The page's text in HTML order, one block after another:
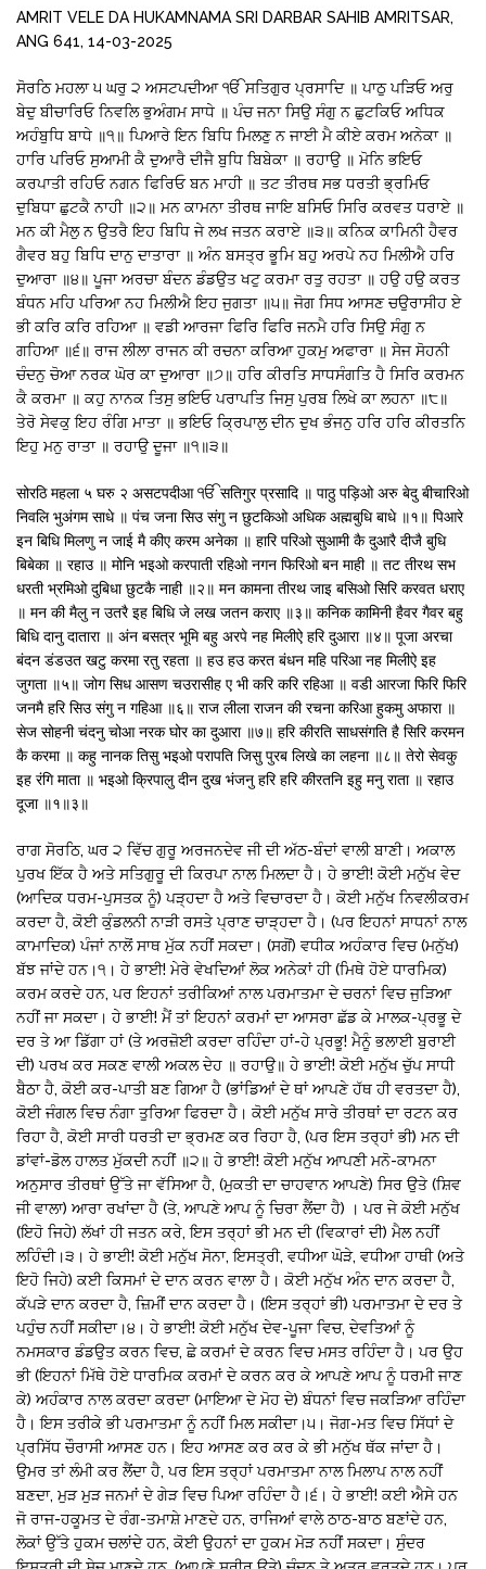
AMRIT VELE DA HUKAMNAMA SRI DARBAR SAHIB AMRITSAR,
ANG 641, 14-03-2025
ਸੋਰਠਿ ਮਹਲਾ ੫ ਘਰੁ ੨ ਅਸਟਪਦੀਆ ੴ ਸਤਿਗੁਰ ਪ੍ਰਸਾਦਿ ॥ ਪਾਠੁ ਪੜਿਓ ਅਰੁ
ਬੇਦੁ ਬੀਚਾਰਿਓ ਨਿਵਲਿ ਭੁਅੰਗਮ ਸਾਧੇ ॥ ਪੰਚ ਜਨਾ ਸਿਉ ਸੰਗੁ ਨ ਛੁਟਕਿਓ ਅਧਿਕ
ਅਹੰਬੁਧਿ ਬਾਧੇ ॥੧॥ ਪਿਆਰੇ ਇਨ ਬਿਧਿ ਮਿਲਣੁ ਨ ਜਾਈ ਮੈ ਕੀਏ ਕਰਮ ਅਨੇਕਾ ॥
ਹਾਰਿ ਪਰਿਓ ਸੁਆਮੀ ਕੈ ਦੁਆਰੈ ਦੀਜੈ ਬੁਧਿ ਬਿਬੇਕਾ ॥ ਰਹਾਉ ॥ ਮੋਨਿ ਭਇਓ
ਕਰਪਾਤੀ ਰਹਿਓ ਨਗਨ ਫਿਰਿਓ ਬਨ ਮਾਹੀ ॥ ਤਟ ਤੀਰਥ ਸਭ ਧਰਤੀ ਭ੍ਰਮਿਓ
ਦੁਬਿਧਾ ਛੁਟਕੈ ਨਾਹੀ ॥੨॥ ਮਨ ਕਾਮਨਾ ਤੀਰਥ ਜਾਇ ਬਸਿਓ ਸਿਰਿ ਕਰਵਤ ਧਰਾਏ ॥
ਮਨ ਕੀ ਮੈਲੁ ਨ ਉਤਰੈ ਇਹ ਬਿਧਿ ਜੇ ਲਖ ਜਤਨ ਕਰਾਏ ॥੩॥ ਕਨਿਕ ਕਾਮਿਨੀ ਹੈਵਰ
ਗੈਵਰ ਬਹੁ ਬਿਧਿ ਦਾਨੁ ਦਾਤਾਰਾ ॥ ਅੰਨ ਬਸਤ੍ਰ ਭੂਮਿ ਬਹੁ ਅਰਪੇ ਨਹ ਮਿਲੀਐ ਹਰਿ
ਦੁਆਰਾ ॥੪॥ ਪੂਜਾ ਅਰਚਾ ਬੰਦਨ ਡੰਡਉਤ ਖਟੁ ਕਰਮਾ ਰਤੁ ਰਹਤਾ ॥ ਹਉ ਹਉ ਕਰਤ
ਬੰਧਨ ਮਹਿ ਪਰਿਆ ਨਹ ਮਿਲੀਐ ਇਹ ਜੁਗਤਾ ॥੫॥ ਜੋਗ ਸਿਧ ਆਸਣ ਚਉਰਾਸੀਹ ਏ
ਭੀ ਕਰਿ ਕਰਿ ਰਹਿਆ ॥ ਵਡੀ ਆਰਜਾ ਫਿਰਿ ਫਿਰਿ ਜਨਮੈ ਹਰਿ ਸਿਉ ਸੰਗੁ ਨ
ਗਹਿਆ ॥੬॥ ਰਾਜ ਲੀਲਾ ਰਾਜਨ ਕੀ ਰਚਨਾ ਕਰਿਆ ਹੁਕਮੁ ਅਫਾਰਾ ॥ ਸੇਜ ਸੋਹਨੀ
ਚੰਦਨੁ ਚੋਆ ਨਰਕ ਘੋਰ ਕਾ ਦੁਆਰਾ ॥੭॥ ਹਰਿ ਕੀਰਤਿ ਸਾਧਸੰਗਤਿ ਹੈ ਸਿਰਿ ਕਰਮਨ
ਕੈ ਕਰਮਾ ॥ ਕਹੁ ਨਾਨਕ ਤਿਸੁ ਭਇਓ ਪਰਾਪਤਿ ਜਿਸੁ ਪੁਰਬ ਲਿਖੇ ਕਾ ਲਹਨਾ ॥੮॥
ਤੇਰੋ ਸੇਵਕੁ ਇਹ ਰੰਗਿ ਮਾਤਾ ॥ ਭਇਓ ਕ੍ਰਿਪਾਲੁ ਦੀਨ ਦੁਖ ਭੰਜਨੁ ਹਰਿ ਹਰਿ ਕੀਰਤਨਿ
ਇਹੁ ਮਨੁ ਰਾਤਾ ॥ ਰਹਾਉ ਦੂਜਾ ॥੧॥੩॥
सोरठि महला ५ घरु २ असटपदीआ ੴ सतिगुर प्रसादि ॥ पाठु पड़िओ अरु बेदु बीचारिओ
निवलि भुअंगम साधे ॥ पंच जना सिउ संगु न छुटकिओ अधिक अह्मबुधि बाधे ॥१॥ पिआरे
इन बिधि मिलणु न जाई मै कीए करम अनेका ॥ हारि परिओ सुआमी कै दुआरै दीजै बुधि
बिबेका ॥ रहाउ ॥ मोनि भइओ करपाती रहिओ नगन फिरिओ बन माही ॥ तट तीरथ सभ
धरती भ्रमिओ दुबिधा छुटकै नाही ॥२॥ मन कामना तीरथ जाइ बसिओ सिरि करवत धराए
॥ मन की मैलु न उतरै इह बिधि जे लख जतन कराए ॥३॥ कनिक कामिनी हैवर गैवर बहु
बिधि दानु दातारा ॥ अंन बसत्र भूमि बहु अरपे नह मिलीऐ हरि दुआरा ॥४॥ पूजा अरचा
बंदन डंडउत खटु करमा रतु रहता ॥ हउ हउ करत बंधन महि परिआ नह मिलीऐ इह
जुगता ॥५॥ जोग सिध आसण चउरासीह ए भी करि करि रहिआ ॥ वडी आरजा फिरि फिरि
जनमै हरि सिउ संगु न गहिआ ॥६॥ राज लीला राजन की रचना करिआ हुकमु अफारा ॥
सेज सोहनी चंदनु चोआ नरक घोर का दुआरा ॥७॥ हरि कीरति साधसंगति है सिरि करमन
कै करमा ॥ कहु नानक तिसु भइओ परापति जिसु पुरब लिखे का लहना ॥८॥ तेरो सेवकु
इह रंगि माता ॥ भइओ क्रिपालु दीन दुख भंजनु हरि हरि कीरतनि इहु मनु राता ॥ रहाउ
दूजा ॥१॥३॥
ਰਾਗ ਸੋਰਠਿ, ਘਰ ੨ ਵਿੱਚ ਗੁਰੂ ਅਰਜਨਦੇਵ ਜੀ ਦੀ ਅੱਠ-ਬੰਦਾਂ ਵਾਲੀ ਬਾਣੀ। ਅਕਾਲ
ਪੁਰਖ ਇੱਕ ਹੈ ਅਤੇ ਸਤਿਗੁਰੂ ਦੀ ਕਿਰਪਾ ਨਾਲ ਮਿਲਦਾ ਹੈ। ਹੇ ਭਾਈ! ਕੋਈ ਮਨੁੱਖ ਵੇਦ
(ਆਦਿਕ ਧਰਮ-ਪੁਸਤਕ ਨੂੰ) ਪੜ੍ਹਦਾ ਹੈ ਅਤੇ ਵਿਚਾਰਦਾ ਹੈ। ਕੋਈ ਮਨੁੱਖ ਨਿਵਲੀਕਰਮ
ਕਰਦਾ ਹੈ, ਕੋਈ ਕੁੰਡਲਨੀ ਨਾੜੀ ਰਸਤੇ ਪ੍ਰਾਣ ਚਾੜ੍ਹਦਾ ਹੈ। (ਪਰ ਇਹਨਾਂ ਸਾਧਨਾਂ ਨਾਲ
ਕਾਮਾਦਿਕ) ਪੰਜਾਂ ਨਾਲੋਂ ਸਾਥ ਮੁੱਕ ਨਹੀਂ ਸਕਦਾ। (ਸਗੋਂ) ਵਧੀਕ ਅਹੰਕਾਰ ਵਿਚ (ਮਨੁੱਖ)
ਬੱਝ ਜਾਂਦੇ ਹਨ।੧। ਹੇ ਭਾਈ! ਮੇਰੇ ਵੇਖਦਿਆਂ ਲੋਕ ਅਨੇਕਾਂ ਹੀ (ਮਿਥੇ ਹੋਏ ਧਾਰਮਿਕ)
ਕਰਮ ਕਰਦੇ ਹਨ, ਪਰ ਇਹਨਾਂ ਤਰੀਕਿਆਂ ਨਾਲ ਪਰਮਾਤਮਾ ਦੇ ਚਰਨਾਂ ਵਿਚ ਜੁੜਿਆ
ਨਹੀਂ ਜਾ ਸਕਦਾ। ਹੇ ਭਾਈ! ਮੈਂ ਤਾਂ ਇਹਨਾਂ ਕਰਮਾਂ ਦਾ ਆਸਰਾ ਛੱਡ ਕੇ ਮਾਲਕ-ਪ੍ਰਭੂ ਦੇ
ਦਰ ਤੇ ਆ ਡਿੱਗਾ ਹਾਂ (ਤੇ ਅਰਜ਼ੋਈ ਕਰਦਾ ਰਹਿੰਦਾ ਹਾਂ-ਹੇ ਪ੍ਰਭੂ! ਮੈਨੂੰ ਭਲਾਈ ਬੁਰਾਈ
ਦੀ) ਪਰਖ ਕਰ ਸਕਣ ਵਾਲੀ ਅਕਲ ਦੇਹ ॥ ਰਹਾਉ॥ ਹੇ ਭਾਈ! ਕੋਈ ਮਨੁੱਖ ਚੁੱਪ ਸਾਧੀ
ਬੈਠਾ ਹੈ, ਕੋਈ ਕਰ-ਪਾਤੀ ਬਣ ਗਿਆ ਹੈ (ਭਾਂਡਿਆਂ ਦੇ ਥਾਂ ਆਪਣੇ ਹੱਥ ਹੀ ਵਰਤਦਾ ਹੈ),
ਕੋਈ ਜੰਗਲ ਵਿਚ ਨੰਗਾ ਤੁਰਿਆ ਫਿਰਦਾ ਹੈ। ਕੋਈ ਮਨੁੱਖ ਸਾਰੇ ਤੀਰਥਾਂ ਦਾ ਰਟਨ ਕਰ
ਰਿਹਾ ਹੈ, ਕੋਈ ਸਾਰੀ ਧਰਤੀ ਦਾ ਭ੍ਰਮਣ ਕਰ ਰਿਹਾ ਹੈ, (ਪਰ ਇਸ ਤਰ੍ਹਾਂ ਭੀ) ਮਨ ਦੀ
ਡਾਂਵਾਂ-ਡੋਲ ਹਾਲਤ ਮੁੱਕਦੀ ਨਹੀਂ ॥੨॥ ਹੇ ਭਾਈ! ਕੋਈ ਮਨੁੱਖ ਆਪਣੀ ਮਨੋ-ਕਾਮਨਾ
ਅਨੁਸਾਰ ਤੀਰਥਾਂ ਉੱਤੇ ਜਾ ਵੱਸਿਆ ਹੈ, (ਮੁਕਤੀ ਦਾ ਚਾਹਵਾਨ ਆਪਣੇ) ਸਿਰ ਉਤੇ (ਸ਼ਿਵ
ਜੀ ਵਾਲਾ) ਆਰਾ ਰਖਾਂਦਾ ਹੈ (ਤੇ, ਆਪਣੇ ਆਪ ਨੂੰ ਚਿਰਾ ਲੈਂਦਾ ਹੈ) । ਪਰ ਜੇ ਕੋਈ ਮਨੁੱਖ
(ਇਹੋ ਜਿਹੇ) ਲੱਖਾਂ ਹੀ ਜਤਨ ਕਰੇ, ਇਸ ਤਰ੍ਹਾਂ ਭੀ ਮਨ ਦੀ (ਵਿਕਾਰਾਂ ਦੀ) ਮੈਲ ਨਹੀਂ
ਲਹਿੰਦੀ।੩। ਹੇ ਭਾਈ! ਕੋਈ ਮਨੁੱਖ ਸੋਨਾ, ਇਸਤ੍ਰੀ, ਵਧੀਆ ਘੋੜੇ, ਵਧੀਆ ਹਾਥੀ (ਅਤੇ
ਇਹੋ ਜਿਹੇ) ਕਈ ਕਿਸਮਾਂ ਦੇ ਦਾਨ ਕਰਨ ਵਾਲਾ ਹੈ। ਕੋਈ ਮਨੁੱਖ ਅੰਨ ਦਾਨ ਕਰਦਾ ਹੈ,
ਕੱਪੜੇ ਦਾਨ ਕਰਦਾ ਹੈ, ਜ਼ਿਮੀਂ ਦਾਨ ਕਰਦਾ ਹੈ। (ਇਸ ਤਰ੍ਹਾਂ ਭੀ) ਪਰਮਾਤਮਾ ਦੇ ਦਰ ਤੇ
ਪਹੁੰਚ ਨਹੀਂ ਸਕੀਦਾ।੪। ਹੇ ਭਾਈ! ਕੋਈ ਮਨੁੱਖ ਦੇਵ-ਪੂਜਾ ਵਿਚ, ਦੇਵਤਿਆਂ ਨੂੰ
ਨਮਸਕਾਰ ਡੰਡਉਤ ਕਰਨ ਵਿਚ, ਛੇ ਕਰਮਾਂ ਦੇ ਕਰਨ ਵਿਚ ਮਸਤ ਰਹਿੰਦਾ ਹੈ। ਪਰ ਉਹ
ਭੀ (ਇਹਨਾਂ ਮਿੱਥੇ ਹੋਏ ਧਾਰਮਿਕ ਕਰਮਾਂ ਦੇ ਕਰਨ ਕਰ ਕੇ ਆਪਣੇ ਆਪ ਨੂੰ ਧਰਮੀ ਜਾਣ
ਕੇ) ਅਹੰਕਾਰ ਨਾਲ ਕਰਦਾ ਕਰਦਾ (ਮਾਇਆ ਦੇ ਮੋਹ ਦੇ) ਬੰਧਨਾਂ ਵਿਚ ਜਕੜਿਆ ਰਹਿੰਦਾ
ਹੈ। ਇਸ ਤਰੀਕੇ ਭੀ ਪਰਮਾਤਮਾ ਨੂੰ ਨਹੀਂ ਮਿਲ ਸਕੀਦਾ।੫। ਜੋਗ-ਮਤ ਵਿਚ ਸਿੱਧਾਂ ਦੇ
ਪ੍ਰਸਿੱਧ ਚੌਰਾਸੀ ਆਸਣ ਹਨ। ਇਹ ਆਸਣ ਕਰ ਕਰ ਕੇ ਭੀ ਮਨੁੱਖ ਥੱਕ ਜਾਂਦਾ ਹੈ।
ਉਮਰ ਤਾਂ ਲੰਮੀ ਕਰ ਲੈਂਦਾ ਹੈ, ਪਰ ਇਸ ਤਰ੍ਹਾਂ ਪਰਮਾਤਮਾ ਨਾਲ ਮਿਲਾਪ ਨਾਲ ਨਹੀਂ
ਬਣਦਾ, ਮੁੜ ਮੁੜ ਜਨਮਾਂ ਦੇ ਗੇੜ ਵਿਚ ਪਿਆ ਰਹਿੰਦਾ ਹੈ।੬। ਹੇ ਭਾਈ! ਕਈ ਐਸੇ ਹਨ
ਜੋ ਰਾਜ-ਹਕੂਮਤ ਦੇ ਰੰਗ-ਤਮਾਸ਼ੇ ਮਾਣਦੇ ਹਨ, ਰਾਜਿਆਂ ਵਾਲੇ ਠਾਠ-ਬਾਠ ਬਣਾਂਦੇ ਹਨ,
ਲੋਕਾਂ ਉੱਤੇ ਹੁਕਮ ਚਲਾਂਦੇ ਹਨ, ਕੋਈ ਉਹਨਾਂ ਦਾ ਹੁਕਮ ਮੋੜ ਨਹੀਂ ਸਕਦਾ। ਸੁੰਦਰ